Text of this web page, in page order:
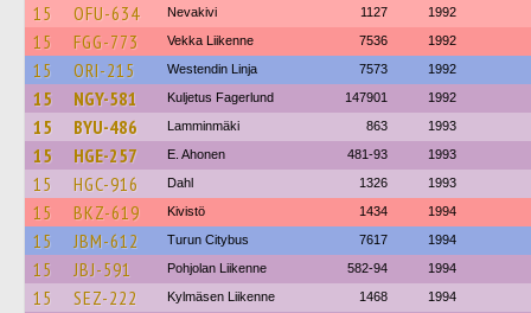
15 OFU-634 Nevakivi 1127 1992
15 FGG-773 Vekka Liikenne 7536 1992
15 ORI-215 Westendin Linja 7573 1992
15 NGY-581 Kuljetus Fagerlund 147901 1992
15 BYU-486 Lamminmäki 863 1993
15 HGE-257 E. Ahonen 481-93 1993
15 HGC-916 Dahl 1326 1993
15 BKZ-619 Kivistö 1434 1994
15 JBM-612 Turun Citybus 7617 1994
15 JBJ-591 Pohjolan Liikenne 582-94 1994
15 SEZ-222 Kylmäsen Liikenne 1468 1994